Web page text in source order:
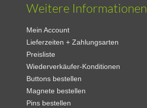
Weitere Informationen
Mein Account
Lieferzeiten + Zahlungsarten
Preisliste
Wiederverkäufer-Konditionen
Buttons bestellen
Magnete bestellen
Pins bestellen